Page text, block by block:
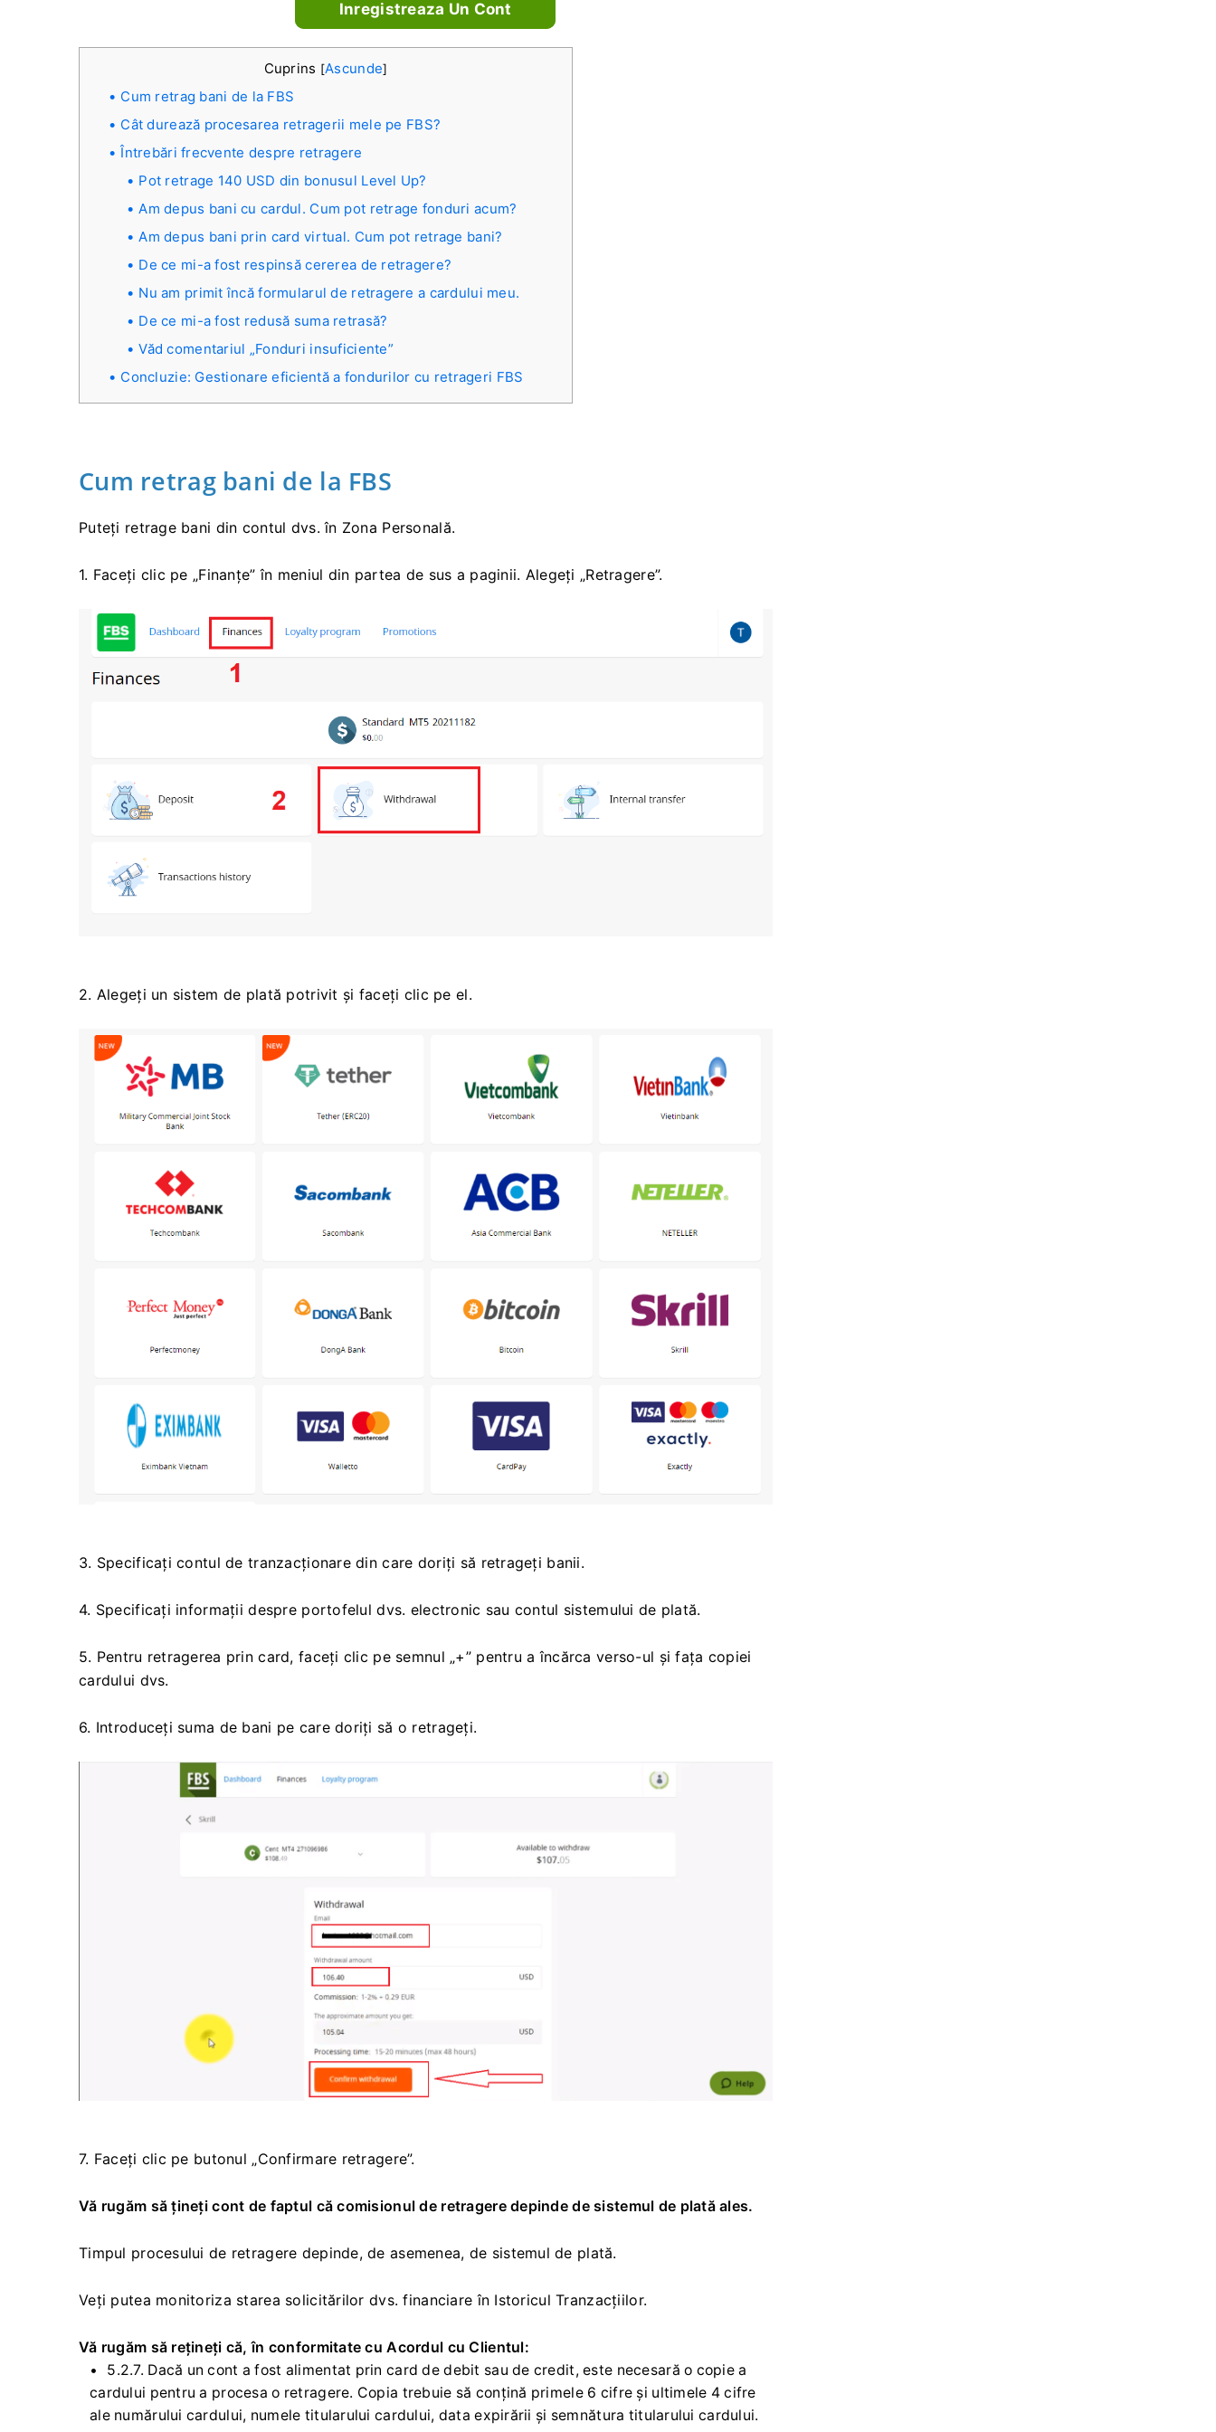
Inregistreaza Un Cont
Cuprins [Ascunde]
Cum retrag bani de la FBS
Cât durează procesarea retragerii mele pe FBS?
Întrebări frecvente despre retragere
Pot retrage 140 USD din bonusul Level Up?
Am depus bani cu cardul. Cum pot retrage fonduri acum?
Am depus bani prin card virtual. Cum pot retrage bani?
De ce mi-a fost respinsă cererea de retragere?
Nu am primit încă formularul de retragere a cardului meu.
De ce mi-a fost redusă suma retrasă?
Văd comentariul „Fonduri insuficiente”
Concluzie: Gestionare eficientă a fondurilor cu retrageri FBS
Cum retrag bani de la FBS
Puteți retrage bani din contul dvs. în Zona Personală.
1. Faceți clic pe „Finanțe” în meniul din partea de sus a paginii. Alegeți „Retragere”.
2. Alegeți un sistem de plată potrivit și faceți clic pe el.
3. Specificați contul de tranzacționare din care doriți să retrageți banii.
4. Specificați informații despre portofelul dvs. electronic sau contul sistemului de plată.
5. Pentru retragerea prin card, faceți clic pe semnul „+” pentru a încărca verso-ul și fața copiei
cardului dvs.
6. Introduceți suma de bani pe care doriți să o retrageți.
7. Faceți clic pe butonul „Confirmare retragere”.
Vă rugăm să țineți cont de faptul că comisionul de retragere depinde de sistemul de plată ales.
Timpul procesului de retragere depinde, de asemenea, de sistemul de plată.
Veți putea monitoriza starea solicitărilor dvs. financiare în Istoricul Tranzacțiilor.
Vă rugăm să rețineți că, în conformitate cu Acordul cu Clientul:
5.2.7. Dacă un cont a fost alimentat prin card de debit sau de credit, este necesară o copie a
cardului pentru a procesa o retragere. Copia trebuie să conțină primele 6 cifre și ultimele 4 cifre
ale numărului cardului, numele titularului cardului, data expirării și semnătura titularului cardului.